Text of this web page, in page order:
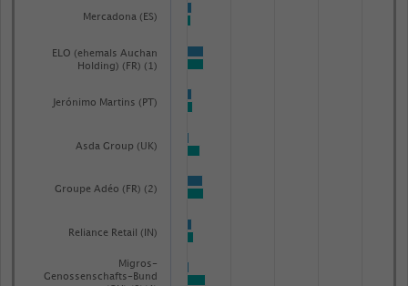
Jerónimo Martins (PT)
Mercadona (ES)
ELO (ehemals Auchan
Holding) (FR) (1)
Asda Group (UK)
Groupe Adéo (FR) (2)
Reliance Retail (IN)
Migros-
Genossenschafts-Bund